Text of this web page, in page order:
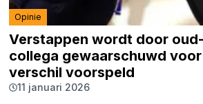
Opinie
Verstappen wordt door
collega gewaarschuwd voor
verschil voorspeld
11 januari 2026